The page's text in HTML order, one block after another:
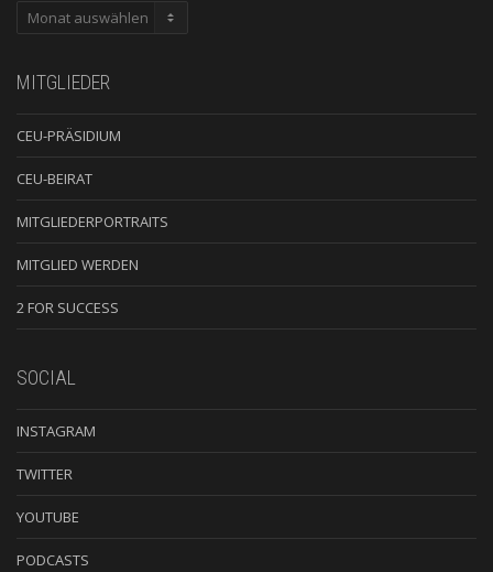
ARCHIV
MITGLIEDER
CEU-PRÄSIDIUM
CEU-BEIRAT
MITGLIEDERPORTRAITS
MITGLIED WERDEN
2 FOR SUCCESS
SOCIAL
INSTAGRAM
TWITTER
YOUTUBE
PODCASTS